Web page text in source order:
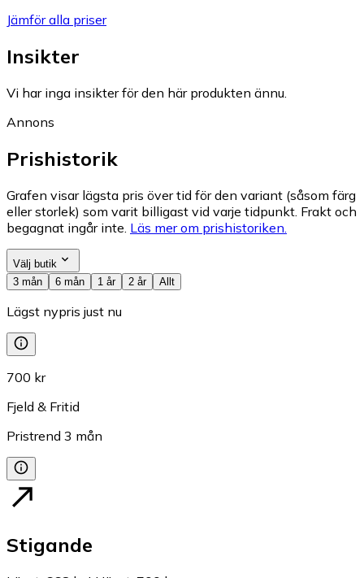
Jämför alla priser
Insikter
Vi har inga insikter för den här produkten ännu.
Annons
Prishistorik
Grafen visar lägsta pris över tid för den variant (såsom färg
eller storlek) som varit billigast vid varje tidpunkt. Frakt och
begagnat ingår inte. Läs mer om prishistoriken.
Välj butik
3 mån
6 mån 1 år 2 år Allt
Lägst nypris just nu
700 kr
Fjeld & Fritid
Pristrend 3 mån
Stigande